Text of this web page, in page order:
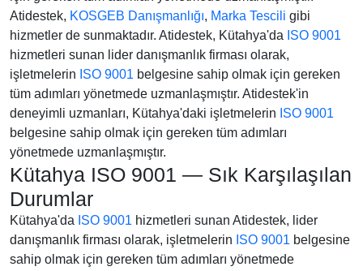
Atidestek, KOSGEB Danışmanlığı, Marka Tescili gibi
hizmetler de sunmaktadır. Atidestek, Kütahya'da ISO 9001
hizmetleri sunan lider danışmanlık firması olarak,
işletmelerin ISO 9001 belgesine sahip olmak için gereken
tüm adımları yönetmede uzmanlaşmıştır. Atidestek'in
deneyimli uzmanları, Kütahya'daki işletmelerin ISO 9001
belgesine sahip olmak için gereken tüm adımları
yönetmede uzmanlaşmıştır.
Kütahya ISO 9001 — Sık Karşılaşılan
Durumlar
Kütahya'da ISO 9001 hizmetleri sunan Atidestek, lider
danışmanlık firması olarak, işletmelerin ISO 9001 belgesine
sahip olmak için gereken tüm adımları yönetmede